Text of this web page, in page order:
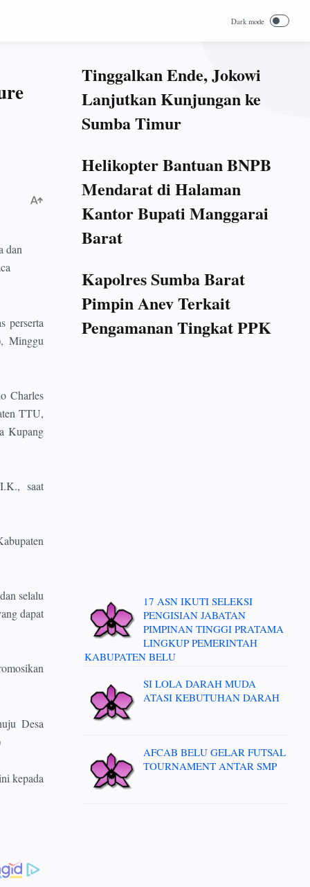
dan
perserta
Minggu
Charles
TTU,
Kupang
saat
selalu
dapat
Desa
kepada
Tinggalkan Ende, Jokowi
Lanjutkan Kunjungan ke
Sumba Timur
Helikopter Bantuan BNPB
Mendarat di Halaman
Kantor Bupati Manggarai
Barat
Kapolres Sumba Barat
Pimpin Anev Terkait
Pengamanan Tingkat PPK
17 ASN IKUTI SELEKSI
PENGISIAN JABATAN
PIMPINAN TINGGI PRATAMA
LINGKUP PEMERINTAH
KABUPATEN BELU
SI LOLA DARAH MUDA
ATASI KEBUTUHAN DARAH
AFCAB BELU GELAR FUTSAL
TOURNAMENT ANTAR SMP